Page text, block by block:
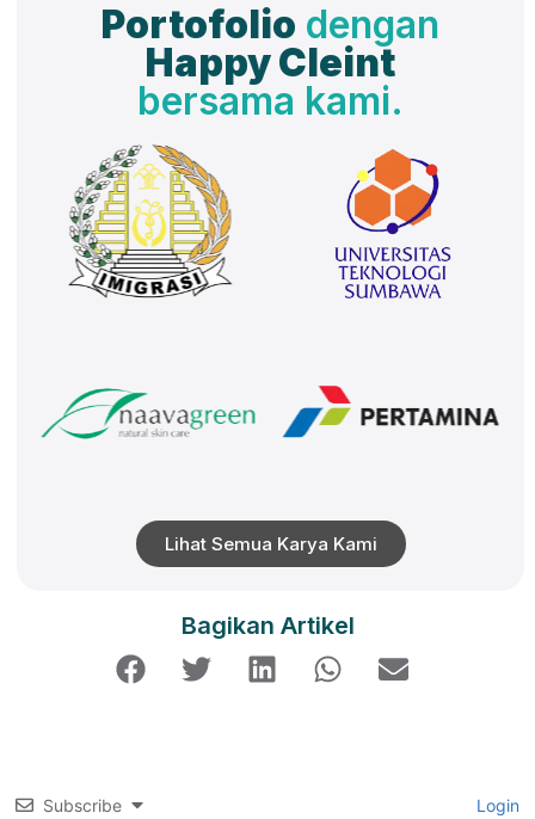
Portofolio dengan
Happy Cleint
bersama kami.
Lihat Semua Karya Kami
Bagikan Artikel
Subscribe Login